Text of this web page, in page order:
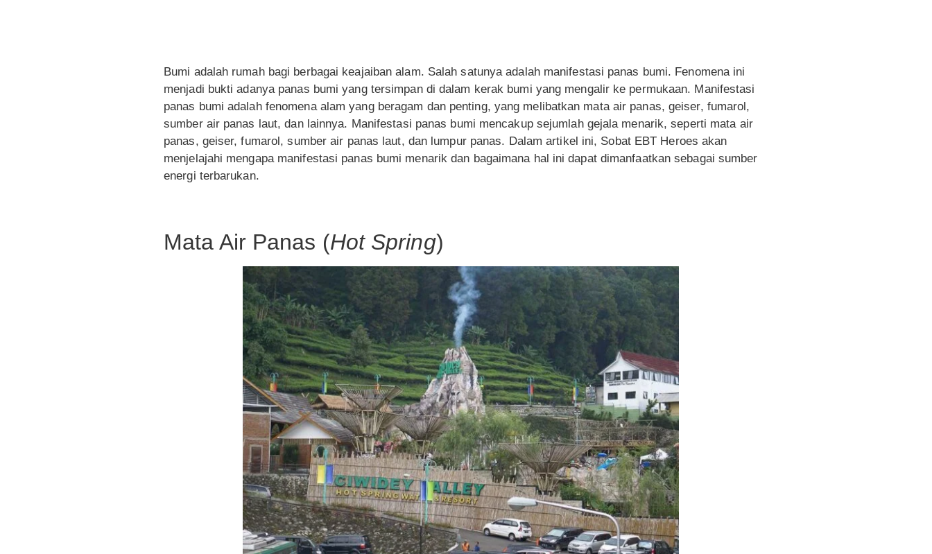
Bumi adalah rumah bagi berbagai keajaiban alam. Salah satunya adalah manifestasi panas bumi. Fenomena ini
menjadi bukti adanya panas bumi yang tersimpan di dalam kerak bumi yang mengalir ke permukaan. Manifestasi
panas bumi adalah fenomena alam yang beragam dan penting, yang melibatkan mata air panas, geiser, fumarol,
sumber air panas laut, dan lainnya. Manifestasi panas bumi mencakup sejumlah gejala menarik, seperti mata air
panas, geiser, fumarol, sumber air panas laut, dan lumpur panas. Dalam artikel ini, Sobat EBT Heroes akan
menjelajahi mengapa manifestasi panas bumi menarik dan bagaimana hal ini dapat dimanfaatkan sebagai sumber
energi terbarukan.
Mata Air Panas (Hot Spring)